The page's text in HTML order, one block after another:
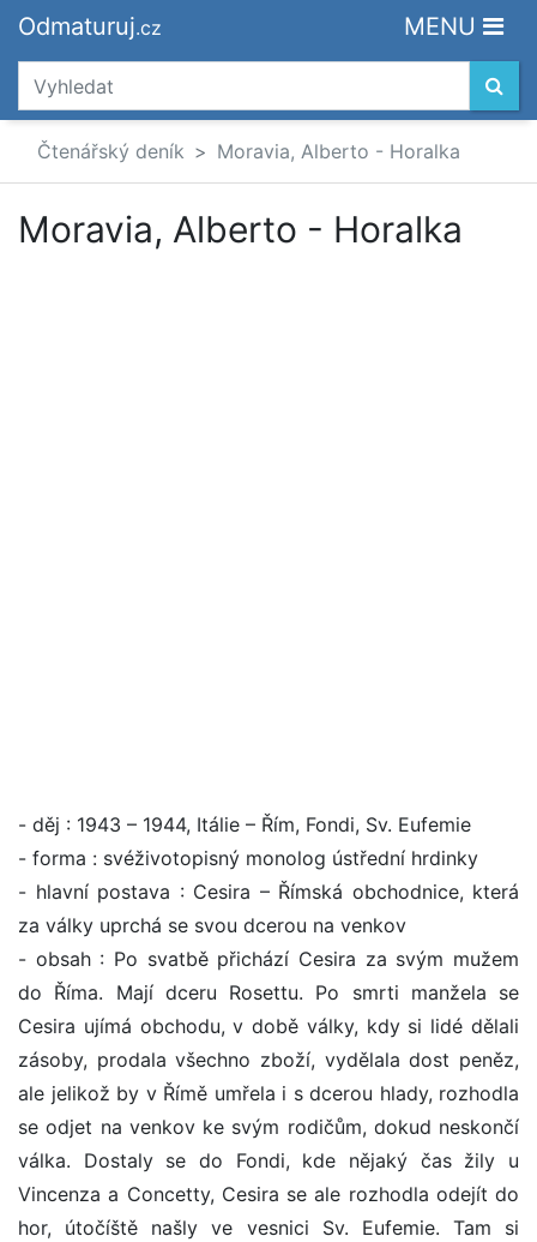
Odmaturuj.cz MENU
Čtenářský deník Moravia, Alberto - Horalka
Moravia, Alberto - Horalka
- děj : 1943 – 1944, Itálie – Řím, Fondi, Sv. Eufemie
- forma : svéživotopisný monolog ústřední hrdinky
- hlavní postava : Cesira – Římská obchodnice, která
za války uprchá se svou dcerou na venkov
- obsah : Po svatbě přichází Cesira za svým mužem
do Říma. Mají dceru Rosettu. Po smrti manžela se
Cesira ujímá obchodu, v době války, kdy si lidé dělali
zásoby, prodala všechno zboží, vydělala dost peněz,
ale jelikož by v Římě umřela i s dcerou hlady, rozhodla
se odjet na venkov ke svým rodičům, dokud neskončí
válka. Dostaly se do Fondi, kde nějaký čas žily u
Vincenza a Concetty, Cesira se ale rozhodla odejít do
hor, útočíště našly ve vesnici Sv. Eufemie. Tam si